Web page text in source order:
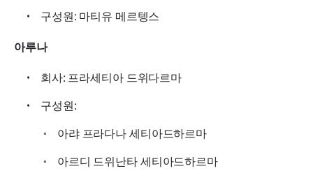
구성원: 마티유 메르텡스
아루나
회사: 프라세티아 드위다르마
구성원:
아랴 프라다나 세티아드하르마
아르디 드위난타 세티아드하르마